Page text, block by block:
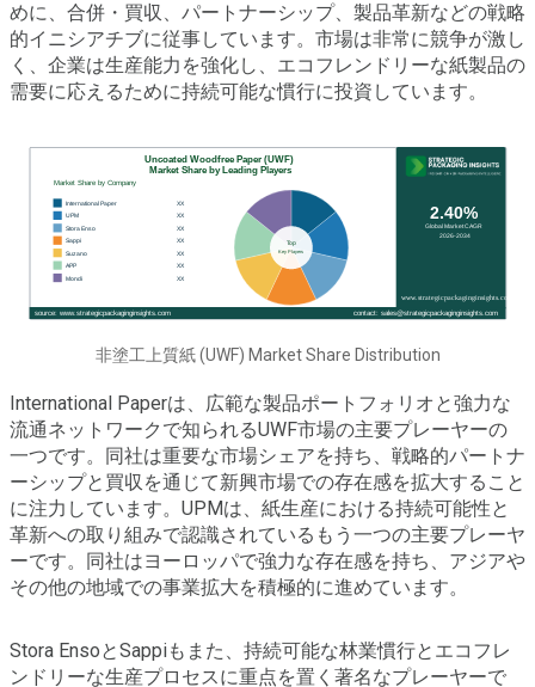
めに、合併・買収、パートナーシップ、製品革新などの戦略
的イニシアチブに従事しています。市場は非常に競争が激し
く、企業は生産能力を強化し、エコフレンドリーな紙製品の
需要に応えるために持続可能な慣行に投資しています。
非塗工上質紙 (UWF) Market Share Distribution
International Paperは、広範な製品ポートフォリオと強力な
流通ネットワークで知られるUWF市場の主要プレーヤーの
一つです。同社は重要な市場シェアを持ち、戦略的パートナ
ーシップと買収を通じて新興市場での存在感を拡大すること
に注力しています。UPMは、紙生産における持続可能性と
革新への取り組みで認識されているもう一つの主要プレーヤ
ーです。同社はヨーロッパで強力な存在感を持ち、アジアや
その他の地域での事業拡大を積極的に進めています。
Stora EnsoとSappiもまた、持続可能な林業慣行とエコフレ
ンドリーな生産プロセスに重点を置く著名なプレーヤーで